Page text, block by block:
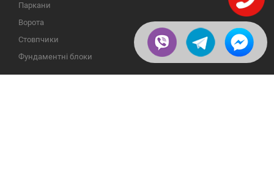
Паркани
Ворота
Стовпчики
Фундаментні блоки